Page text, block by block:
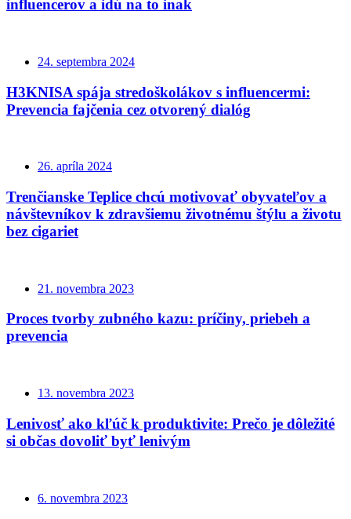
influencerov a idú na to inak
24. septembra 2024
H3KNISA spája stredoškolákov s influencermi:
Prevencia fajčenia cez otvorený dialóg
26. apríla 2024
Trenčianske Teplice chcú motivovať obyvateľov a
návštevníkov k zdravšiemu životnému štýlu a životu
bez cigariet
21. novembra 2023
Proces tvorby zubného kazu: príčiny, priebeh a
prevencia
13. novembra 2023
Lenivosť ako kľúč k produktivite: Prečo je dôležité
si občas dovoliť byť lenivým
6. novembra 2023